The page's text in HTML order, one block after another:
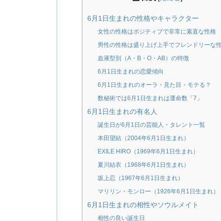
6月1日生まれの性格やキャラクター
女性の性格はポジティブで非常に素直な性格
男性の性格は盛り上げ上手でフレンドリーな
血液型別（A・B・O・AB）の特徴
6月1日生まれの恋愛傾向
6月1日生まれのオーラ・見た目・モテる？
数秘術では6月1日生まれは運命数「7」
6月1日生まれの有名人
誕生日が6月1日の芸能人・タレント一覧
本田望結（2004年6月1日生まれ）
EXILE HIRO（1969年6月1日生まれ）
夏川結衣（1968年6月1日生まれ）
坂上忍（1967年6月1日生まれ）
マリリン・モンロー（1926年6月1日生まれ）
6月1日生まれの相性やソウルメイト
相性の良い誕生日